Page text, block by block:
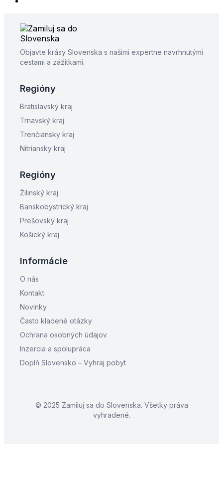
Objavte krásy Slovenska s našimi expertne navrhnutými
cestami a zážitkami.
Regióny
Bratislavský kraj
Trnavský kraj
Trenčiansky kraj
Nitriansky kraj
Regióny
Žilinský kraj
Banskobystrický kraj
Prešovský kraj
Košický kraj
Informácie
O nás
Kontakt
Novinky
Často kladené otázky
Ochrana osobných údajov
Inzercia a spolupráca
Doplň Slovensko – Vyhraj pobyt
© 2025 Zamiluj sa do Slovenska. Všetky práva
vyhradené.